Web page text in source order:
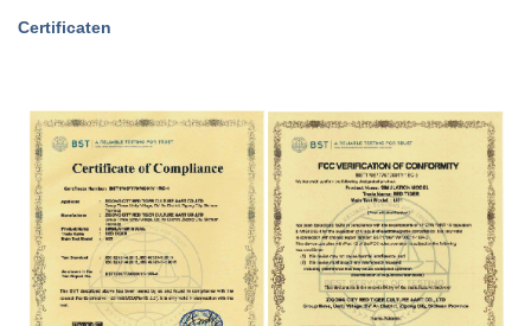
Certificaten